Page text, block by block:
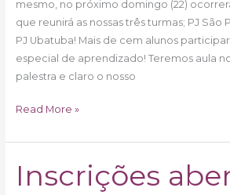
mesmo, no próximo domingo (22)
que reunirá as nossas três turmas; PJ São
PJ Ubatuba! Mais de cem alunos
especial de aprendizado! Teremos aula
palestra e claro o nosso
Read More »
Inscrições
Inscrições
abertas